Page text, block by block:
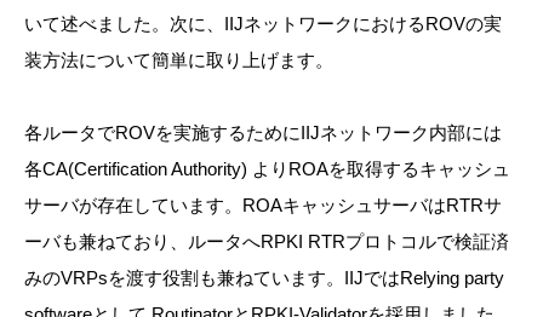
いて述べました。次に、IIJネットワークにおけるROVの実
装方法について簡単に取り上げます。
各ルータでROVを実施するためにIIJネットワーク内部には
各CA(Certification Authority) よりROAを取得するキャッシュ
サーバが存在しています。ROAキャッシュサーバはRTRサ
ーバも兼ねており、ルータへRPKI RTRプロトコルで検証済
みのVRPsを渡す役割も兼ねています。IIJではRelying party